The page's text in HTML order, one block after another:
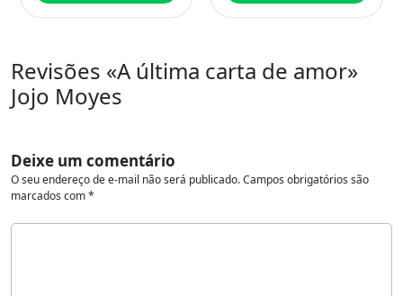
Revisões «A última carta de amor»
Jojo Moyes
Deixe um comentário
O seu endereço de e-mail não será publicado.Campos obrigatórios são
marcados com*